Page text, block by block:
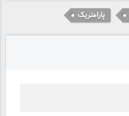
پارامتریک